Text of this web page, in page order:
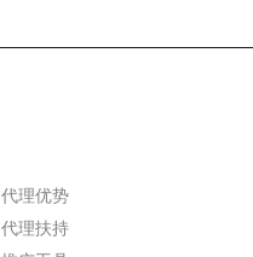
代理优势
代理扶持